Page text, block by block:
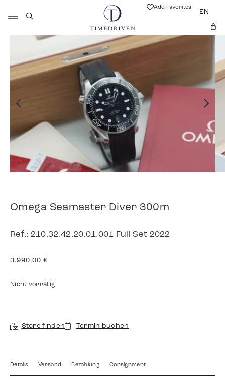
Add Favorites
EN
Omega Seamaster Diver 300m
Ref.: 210.32.42.20.01.001 Full Set 2022
3.990,00 €
Nicht vorrätig
Store finden Termin buchen
Details Versand Bezahlung Consignment